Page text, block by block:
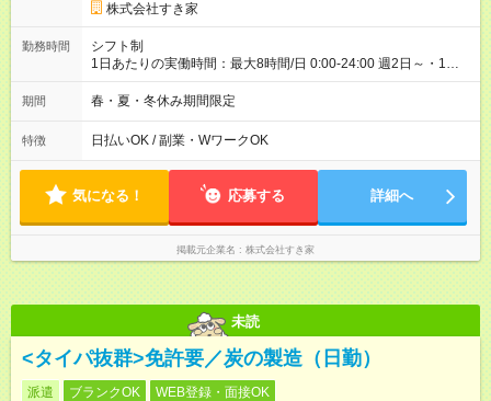
株式会社すき家
勤務時間
シフト制
1日あたりの実働時間：最大8時間/日 0:00-24:00 週2日～・1日
2h～OK ＜シフト例＞ 〇朝帯 5:00-9:00 〇昼帯 9:00-14:00 〇午
後帯 14:00-18:00 〇夜帯 18:00-22:00 〇深夜帯 22:00-翌5:00 基
ます♪
期間 春・夏・冬休み期間限定
特徴 日払いOK / 副業・WワークOK
気になる！ 応募する 詳細へ
掲載元企業名 株式会社すき家
未読
<タイパ抜群>免許要／炭の製造（日勤）
派遣 ブランクOK WEB登録・面接OK